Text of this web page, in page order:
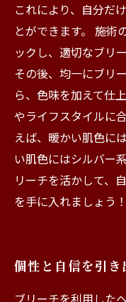
これにより、自分だ
とができます。 施術
ックし、適切なブリ
その後、均一にブリ
ら、色味を加えて仕
やライフスタイルに
えば、暖かい肌色に
い肌色にはシルバー
リーチを活かして、
を手に入れましょう！
個性と自信を引き
ブリーチを利用した